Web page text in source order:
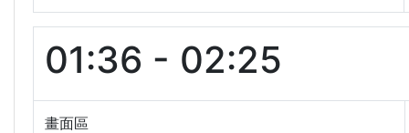
01:36 - 02:25
畫面區